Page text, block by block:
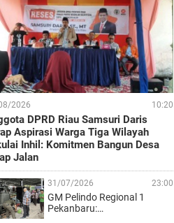
2026 10:20
DPRD Riau Samsuri Daris
Aspirasi Warga Tiga Wilayah
Inhil: Komitmen Bangun Desa
Jalan
31/07/2026 23:00
GM Pelindo Regional 1
Pekanbaru:…